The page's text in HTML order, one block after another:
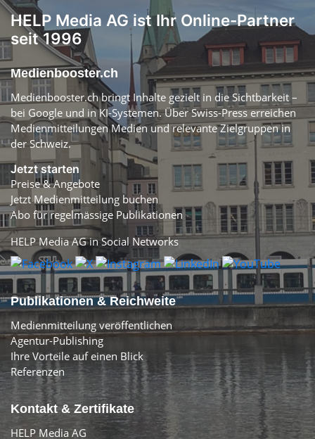
HELP Media AG ist Ihr Online-Partner
seit 1996
Medienbooster.ch
Medienbooster.ch bringt Inhalte gezielt in die Sichtbarkeit –
bei Google und in KI-Systemen. Über Swiss-Press erreichen
Medienmitteilungen Medien und relevante Zielgruppen in
der Schweiz.
Jetzt starten
Preise & Angebote
Jetzt Medienmitteilung buchen
Abo für regelmässige Publikationen
HELP Media AG in Social Networks
Publikationen & Reichweite
Medienmitteilung veröffentlichen
Agentur-Publishing
Ihre Vorteile auf einen Blick
Referenzen
Kontakt & Zertifikate
HELP Media AG